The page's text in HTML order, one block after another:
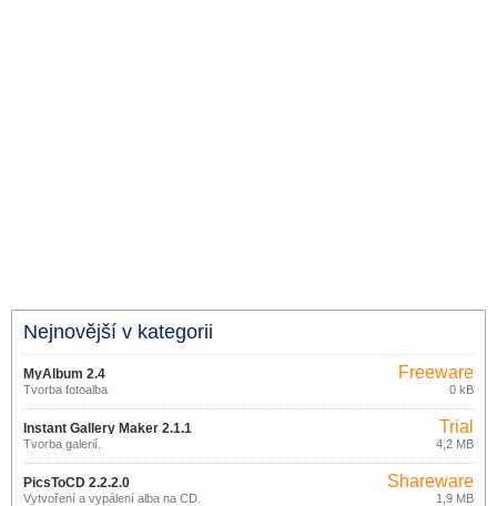
Nejnovější v kategorii
MyAlbum 2.4
Tvorba fotoalba
Freeware
0 kB
Instant Gallery Maker 2.1.1
Tvorba galerií.
Trial
4,2 MB
PicsToCD 2.2.2.0
Vytvoření a vypálení alba na CD.
Shareware
1,9 MB